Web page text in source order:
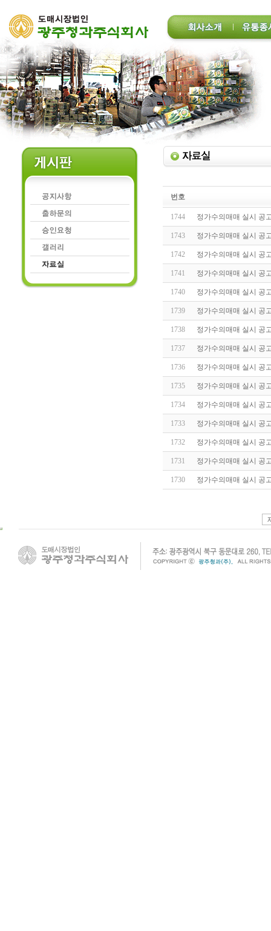
번호
1744 정가수의매매 실시 공
1743 정가수의매매 실시 공
1742 정가수의매매 실시 공
1741 정가수의매매 실시 공
1740 정가수의매매 실시 공
1739 정가수의매매 실시 공
1738 정가수의매매 실시 공
1737 정가수의매매 실시 공
1736 정가수의매매 실시 공
1735 정가수의매매 실시 공
1734 정가수의매매 실시 공
1733 정가수의매매 실시 공
1732 정가수의매매 실시 공
1731 정가수의매매 실시 공
1730 정가수의매매 실시 공